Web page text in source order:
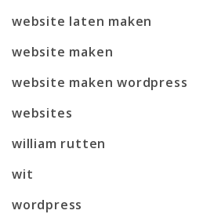
website laten maken
website maken
website maken wordpress
websites
william rutten
wit
wordpress